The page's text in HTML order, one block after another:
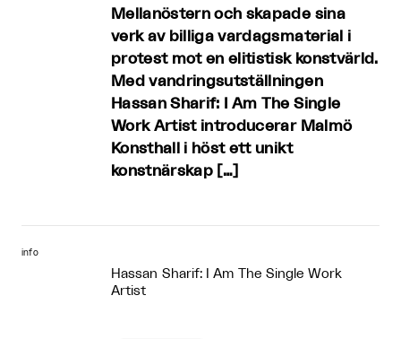
Mellanöstern och skapade sina
verk av billiga vardagsmaterial i
protest mot en elitistisk konstvärld.
Med vandringsutställningen
Hassan Sharif: I Am The Single
Work Artist introducerar Malmö
Konsthall i höst ett unikt
konstnärskap […]
info
Hassan Sharif: I Am The Single Work
Artist